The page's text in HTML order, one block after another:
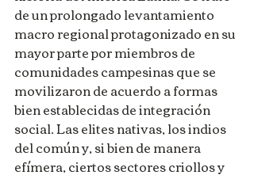
de un prolongado levantamiento
macro regional protagonizado en su
mayor parte por miembros de
comunidades campesinas que se
movilizaron de acuerdo a formas
bien establecidas de integración
social. Las elites nativas, los indios
del común y, si bien de manera
efímera, ciertos sectores criollos y